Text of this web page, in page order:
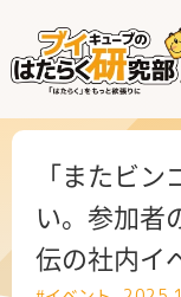
はたらく部署
はたらく課題
はたらく製品・
「またビ
い。参加者
伝の社内イ